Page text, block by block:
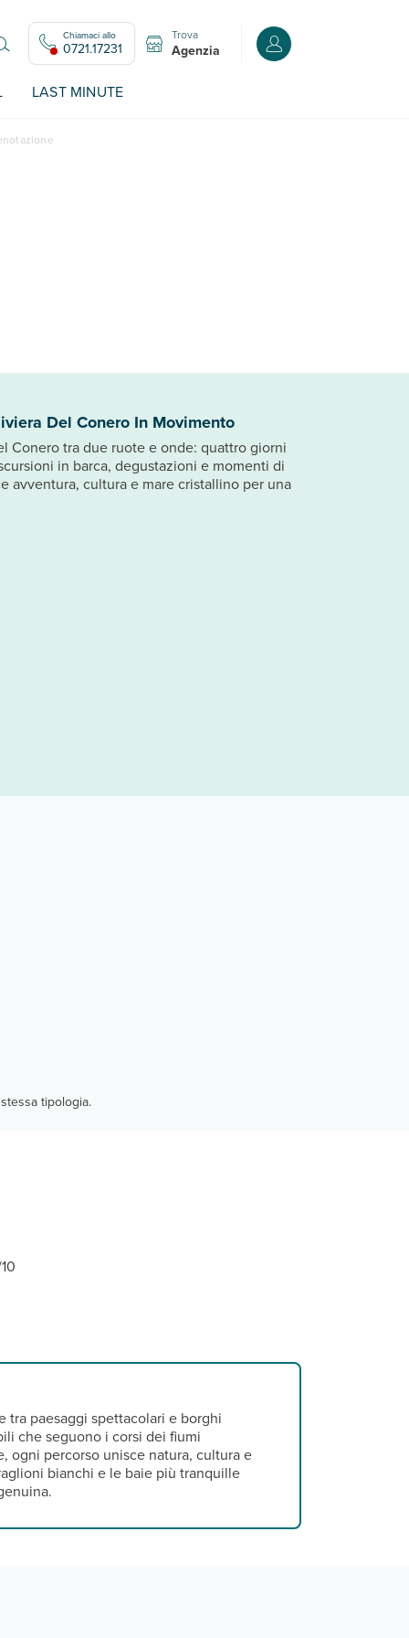
Chiamaci allo
0721.17231
Trova
Agenzia Accedi o registrati
LAST MINUTE
Del Conero In Movimento
Conero tra due ruote e onde: quattro giorni
in barca, degustazioni e momenti di
avventura, cultura e mare cristallino per una
tipologia.
tra paesaggi spettacolari e borghi
che seguono i corsi dei fiumi
ogni percorso unisce natura, cultura e
bianchi e le baie più tranquille